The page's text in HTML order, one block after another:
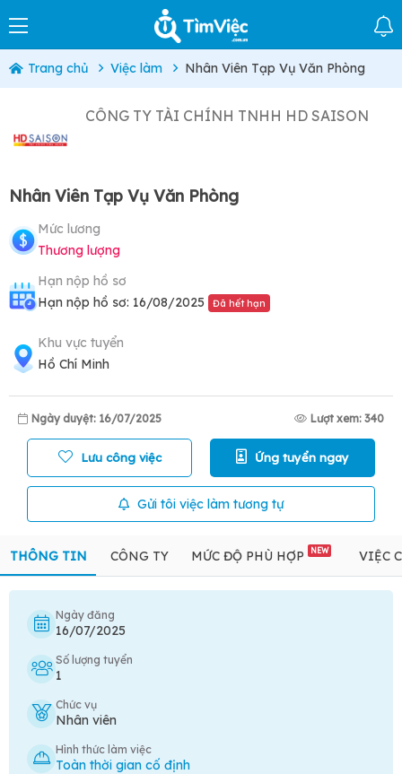
Trang chủ Việc làm Nhân Viên Tạp Vụ Văn Phòng
CÔNG TY TÀI CHÍNH TNHH HD SAISON
Nhân Viên Tạp Vụ Văn Phòng
Mức lương
Thương lượng
Hạn nộp hồ sơ
Hạn nộp hồ sơ: 16/08/2025
Đã hết hạn
Khu vực tuyển
Hồ Chí Minh
Ngày duyệt: 16/07/2025 Lượt xem: 340
Lưu công việc Ứng tuyển ngay
Gửi tôi việc làm tương tự
THÔNG TIN CÔNG TY MỨC ĐỘ PHÙ HỢP NEW VIỆC
Ngày đăng
16/07/2025
Số lượng tuyển
1
Chức vụ
Nhân viên
Hình thức làm việc
Toàn thời gian cố định